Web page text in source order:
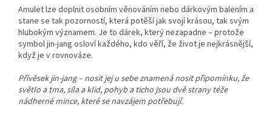
Amulet lze doplnit osobním věnováním nebo dárkovým balením a
stane se tak pozorností, která potěší jak svojí krásou, tak svým
hlubokým významem. Je to dárek, který nezapadne – protože
symbol jin-jang osloví každého, kdo věří, že život je nejkrásnější,
když je v rovnováze.
Přívěsek jin-jang – nosit jej u sebe znamená nosit připomínku, že
světlo a tma, síla a klid, pohyb a ticho jsou dvě strany téže
nádherné mince, které se navzájem potřebují.